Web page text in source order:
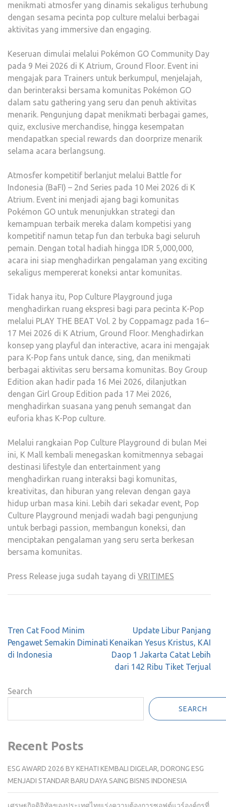
menikmati atmosfer yang dinamis sekaligus terhubung
dengan sesama pecinta pop culture melalui berbagai
aktivitas yang immersive dan engaging.
Keseruan dimulai melalui Pokémon GO Community Day
pada 9 Mei 2026 di K Atrium, Ground Floor. Event ini
mengajak para Trainers untuk berkumpul, menjelajah,
dan berinteraksi bersama komunitas Pokémon GO
dalam satu gathering yang seru dan penuh aktivitas
menarik. Pengunjung dapat menikmati berbagai games,
quiz, exclusive merchandise, hingga kesempatan
mendapatkan special rewards dan doorprize menarik
selama acara berlangsung.
Atmosfer kompetitif berlanjut melalui Battle for
Indonesia (BaFI) – 2nd Series pada 10 Mei 2026 di K
Atrium. Event ini menjadi ajang bagi komunitas
Pokémon GO untuk menunjukkan strategi dan
kemampuan terbaik mereka dalam kompetisi yang
kompetitif namun tetap fun dan terbuka bagi seluruh
pemain. Dengan total hadiah hingga IDR 5,000,000,
acara ini siap menghadirkan pengalaman yang exciting
sekaligus mempererat koneksi antar komunitas.
Tidak hanya itu, Pop Culture Playground juga
menghadirkan ruang ekspresi bagi para pecinta K-Pop
melalui PLAY THE BEAT Vol. 2 by Coppamagz pada 16–
17 Mei 2026 di K Atrium, Ground Floor. Menghadirkan
konsep yang playful dan interactive, acara ini mengajak
para K-Pop fans untuk dance, sing, dan menikmati
berbagai aktivitas seru bersama komunitas. Boy Group
Edition akan hadir pada 16 Mei 2026, dilanjutkan
dengan Girl Group Edition pada 17 Mei 2026,
menghadirkan suasana yang penuh semangat dan
euforia khas K-Pop culture.
Melalui rangkaian Pop Culture Playground di bulan Mei
ini, K Mall kembali menegaskan komitmennya sebagai
destinasi lifestyle dan entertainment yang
menghadirkan ruang interaksi bagi komunitas,
kreativitas, dan hiburan yang relevan dengan gaya
hidup urban masa kini. Lebih dari sekadar event, Pop
Culture Playground menjadi wadah bagi pengunjung
untuk berbagi passion, membangun koneksi, dan
menciptakan pengalaman yang seru serta berkesan
bersama komunitas.
Press Release juga sudah tayang di VRITIMES
Post
navigation
Tren Cat Food Minim
Pengawet Semakin Diminati
di Indonesia
Update Libur Panjang
Kenaikan Yesus Kristus, KAI
Daop 1 Jakarta Catat Lebih
dari 142 Ribu Tiket Terjual
Search
SEARCH
Recent Posts
ESG AWARD 2026 BY KEHATI KEMBALI DIGELAR, DORONG ESG
MENJADI STANDAR BARU DAYA SAING BISNIS INDONESIA